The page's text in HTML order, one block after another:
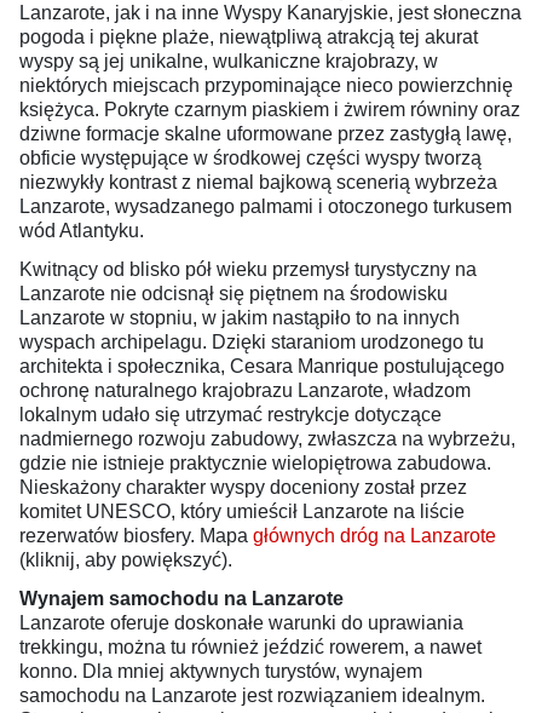
Lanzarote, jak i na inne Wyspy Kanaryjskie, jest słoneczna
pogoda i piękne plaże, niewątpliwą atrakcją tej akurat
wyspy są jej unikalne, wulkaniczne krajobrazy, w
niektórych miejscach przypominające nieco powierzchnię
księżyca. Pokryte czarnym piaskiem i żwirem równiny oraz
dziwne formacje skalne uformowane przez zastygłą lawę,
obficie występujące w środkowej części wyspy tworzą
niezwykły kontrast z niemal bajkową scenerią wybrzeża
Lanzarote, wysadzanego palmami i otoczonego turkusem
wód Atlantyku.
Kwitnący od blisko pół wieku przemysł turystyczny na
Lanzarote nie odcisnął się piętnem na środowisku
Lanzarote w stopniu, w jakim nastąpiło to na innych
wyspach archipelagu. Dzięki staraniom urodzonego tu
architekta i społecznika, Cesara Manrique postulującego
ochronę naturalnego krajobrazu Lanzarote, władzom
lokalnym udało się utrzymać restrykcje dotyczące
nadmiernego rozwoju zabudowy, zwłaszcza na wybrzeżu,
gdzie nie istnieje praktycznie wielopiętrowa zabudowa.
Nieskażony charakter wyspy doceniony został przez
komitet UNESCO, który umieścił Lanzarote na liście
rezerwatów biosfery. Mapa głównych dróg na Lanzarote
(kliknij, aby powiększyć).
Wynajem samochodu na Lanzarote
Lanzarote oferuje doskonałe warunki do uprawiania
trekkingu, można tu również jeździć rowerem, a nawet
konno. Dla mniej aktywnych turystów, wynajem
samochodu na Lanzarote jest rozwiązaniem idealnym.